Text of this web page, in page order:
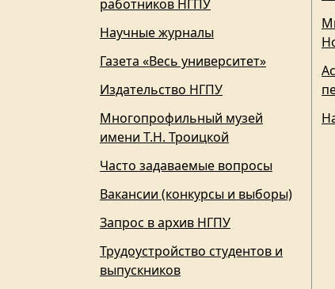
работников НГПУ
Научные журналы
Газета «Весь университет»
Издательство НГПУ
Многопрофильный музей
имени Т.Н. Троицкой
Часто задаваемые вопросы
Вакансии (конкурсы и выборы)
Запрос в архив НГПУ
Трудоустройство студентов и
выпускников